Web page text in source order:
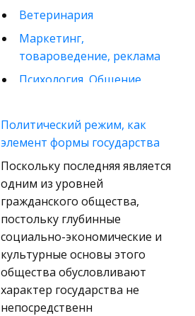
Ветеринария
Маркетинг,
товароведение, реклама
Психология, Общение,
Математика
Финансовое право
Музыка
Международные
экономические и
валютно-кредитные
отношения
Конституционное
(государственное) право
зарубежных стран
Политический режим, как
элемент формы государства
Поскольку последняя является
одним из уровней
гражданского общества,
постольку глубинные
социально-экономические и
культурные основы этого
общества обусловливают
характер государства не
непосредственн